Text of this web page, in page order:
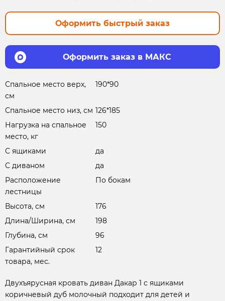
Оформить быстрый заказ
Оформить заказ в МАКС
Спальное место верх,
см
190*90
Спальное место низ, см 126*185
Нагрузка на спальное
место, кг
150
С ящиками
да
С диваном
да
Расположение
лестницы
По бокам
Высота, см
176
Длина/Ширина, см
198
Глубина, см
96
Гарантийный срок
товара, мес.
12
Двухъярусная кровать диван Дакар 1 с ящиками
коричневый дуб молочный подходит для детей и